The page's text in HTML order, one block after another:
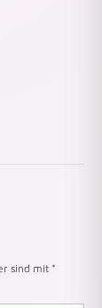
sind mit *